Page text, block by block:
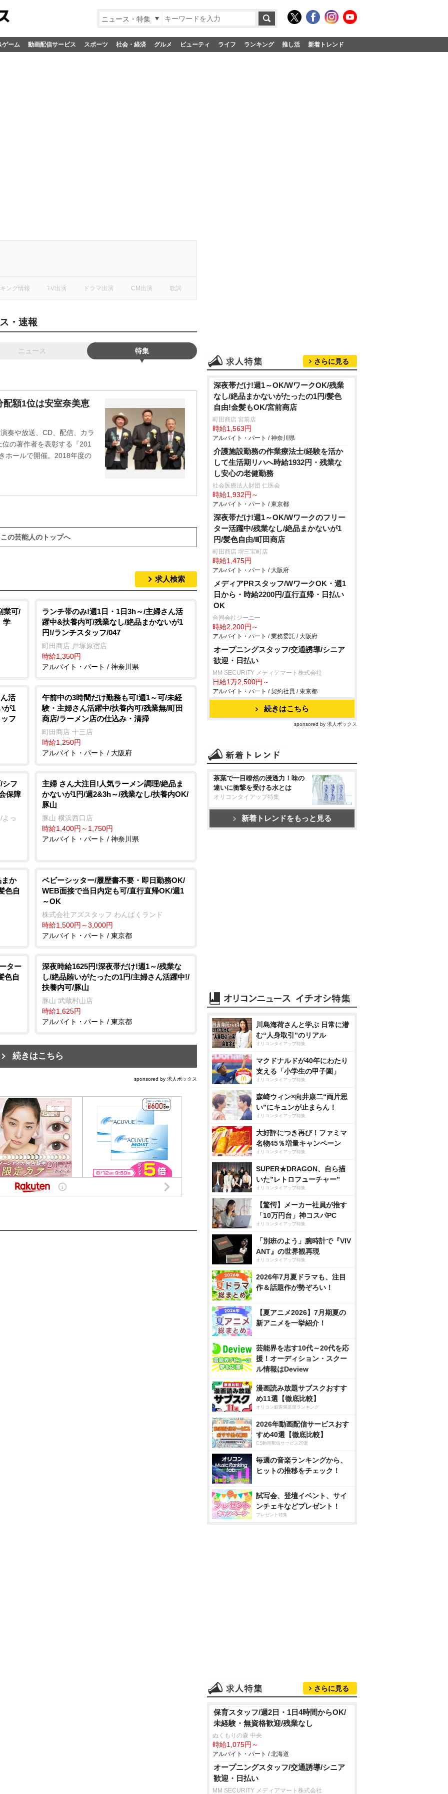
ニュース・特集
ゲーム 動画配信サービス スポーツ 社会・経済 グルメ ビューティ ライフ ランキング 推し活 新着トレンド
ング情報 TV出演 ドラマ出演 CM出演 歌詞
・速報
ニュース 特集
額1位は安室奈美恵
奏や放送、CD、配信、カラ
の著作者を表彰する『201
ホールで開催。2018年度の
この芸能人のトップへ
求人検索
業可/
学
ランチ帯のみ!週1日・1日3h～/主婦さん活
躍中&扶養内可/残業なし/絶品まかないが1
円!/ランチスタッフ/047
町田商店 戸塚原宿店
時給1,350円
アルバイト・パート / 神奈川県
活
が1
フ
午前中の3時間だけ勤務も可!週1～可/未経
験・主婦さん活躍中/扶養内可/残業無/町田
商店/ラーメン店の仕込み・清掃
町田商店 十三店
時給1,250円
アルバイト・パート / 大阪府
シフ
保障
よっ
主婦 さん大注目!人気ラーメン調理/絶品ま
かないが1円/週2&3h～/残業なし/扶養内OK/
豚山
豚山 横浜西口店
時給1,400円～1,750円
アルバイト・パート / 神奈川県
か
色自
ベビーシッター/履歴書不要・即日勤務OK/
WEB面接で当日内定も可/直行直帰OK/週1
～OK
株式会社アズスタッフ わんぱくランド
時給1,500円～3,000円
アルバイト・パート / 東京都
ター
色自
深夜時給1625円!深夜帯だけ!週1～/残業な
し/絶品賄いがたったの1円/主婦さん活躍中!/
扶養内可/豚山
豚山 武蔵村山店
時給1,625円
アルバイト・パート / 東京都
続きはこちら
sponsored by 求人ボックス
さらに見る
深夜帯だけ!週1～OK/WワークOK/残業
なし/絶品まかないがたったの1円/髪色
自由!金髪もOK/宮前商店
町田商店 宮前店
時給1,563円
アルバイト・パート / 神奈川県
介護施設勤務の作業療法士/経験を活か
して生活期リハへ時給1932円・残業な
し安心の老健勤務
社会医療法人財団 仁医会
時給1,932円～
アルバイト・パート / 東京都
深夜帯だけ!週1～OK/Wワークのフリー
ター活躍中/残業なし/絶品まかないが1
円/髪色自由/町田商店
町田商店 堺三宝町店
時給1,475円
アルバイト・パート / 大阪府
メディアPRスタッフ/WワークOK・週1
日から・時給2200円/直行直帰・日払い
OK
合同会社ジーニー
時給2,200円～
アルバイト・パート / 業務委託 / 大阪府
オープニングスタッフ/交通誘導/シニア
歓迎・日払い
MM SECURITY メディアマート株式会社
日給1万2,500円～
アルバイト・パート / 契約社員 / 東京都
続きはこちら
sponsored by 求人ボックス
茶葉で一目瞭然の浸透力！味の
違いに衝撃を受ける水とは
オリコンタイアップ特集
新着トレンドをもっと見る
川島海荷さんと学ぶ 日常に潜
む“人身取引”のリアル
オリコンタイアップ特集
マクドナルドが40年にわたり
支える「小学生の甲子園」
オリコンタイアップ特集
森崎ウィン×向井康二“両片思
い”にキュンが止まらん！
オリコンタイアップ特集
大好評につき再び！ファミマ
名物45％増量キャンペーン
オリコンタイアップ特集
SUPER★DRAGON、自ら描
いた”レトロフューチャー”
オリコンタイアップ特集
【驚愕】メーカー社員が推す
「10万円台」神コスパPC
オリコンタイアップ特集
「別班のよう」腕時計で『VIV
ANT』の世界観再現
オリコンタイアップ特集
2026年7月夏ドラマも、注目
作＆話題作が勢ぞろい！
【夏アニメ2026】7月期夏の
新アニメを一挙紹介！
芸能界を志す10代～20代を応
援！オーディション・スクー
ル情報はDeview
漫画読み放題サブスクおすす
め11選【徹底比較】
オリコン顧客満足度ランキング
2026年動画配信サービスおす
すめ40選【徹底比較】
CS動画配信サービス20選
毎週の音楽ランキングから、
ヒットの推移をチェック！
試写会、登壇イベント、サイ
ンチェキなどプレゼント！
プレゼント特集
さらに見る
保育スタッフ/週2日・1日4時間からOK/
未経験・無資格歓迎/残業なし
ぬくもりの森 中央
時給1,075円～
アルバイト・パート / 北海道
オープニングスタッフ/交通誘導/シニア
歓迎・日払い
MM SECURITY メディアマート株式会社